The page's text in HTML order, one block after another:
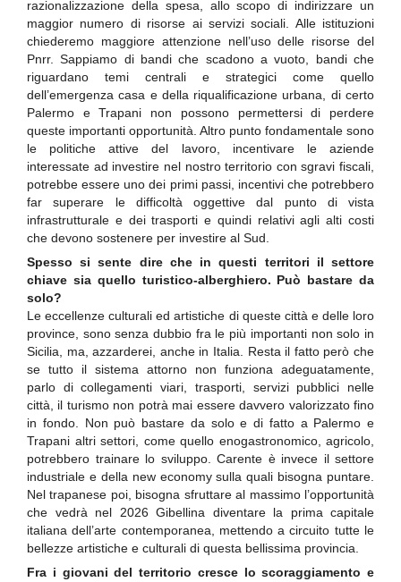
razionalizzazione della spesa, allo scopo di indirizzare un
maggior numero di risorse ai servizi sociali. Alle istituzioni
chiederemo maggiore attenzione nell’uso delle risorse del
Pnrr. Sappiamo di bandi che scadono a vuoto, bandi che
riguardano temi centrali e strategici come quello
dell’emergenza casa e della riqualificazione urbana, di certo
Palermo e Trapani non possono permettersi di perdere
queste importanti opportunità. Altro punto fondamentale sono
le politiche attive del lavoro, incentivare le aziende
interessate ad investire nel nostro territorio con sgravi fiscali,
potrebbe essere uno dei primi passi, incentivi che potrebbero
far superare le difficoltà oggettive dal punto di vista
infrastrutturale e dei trasporti e quindi relativi agli alti costi
che devono sostenere per investire al Sud.
Spesso si sente dire che in questi territori il settore
chiave sia quello turistico-alberghiero. Può bastare da
solo?
Le eccellenze culturali ed artistiche di queste città e delle loro
province, sono senza dubbio fra le più importanti non solo in
Sicilia, ma, azzarderei, anche in Italia. Resta il fatto però che
se tutto il sistema attorno non funziona adeguatamente,
parlo di collegamenti viari, trasporti, servizi pubblici nelle
città, il turismo non potrà mai essere davvero valorizzato fino
in fondo. Non può bastare da solo e di fatto a Palermo e
Trapani altri settori, come quello enogastronomico, agricolo,
potrebbero trainare lo sviluppo. Carente è invece il settore
industriale e della new economy sulla quali bisogna puntare.
Nel trapanese poi, bisogna sfruttare al massimo l’opportunità
che vedrà nel 2026 Gibellina diventare la prima capitale
italiana dell’arte contemporanea, mettendo a circuito tutte le
bellezze artistiche e culturali di questa bellissima provincia.
Fra i giovani del territorio cresce lo scoraggiamento e